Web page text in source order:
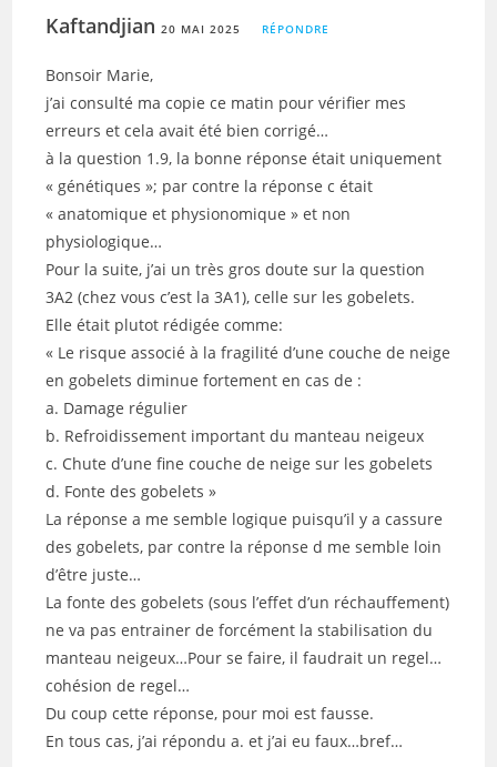
Kaftandjian20 MAI 2025 RÉPONDRE
Bonsoir Marie,
j’ai consulté ma copie ce matin pour vérifier mes
erreurs et cela avait été bien corrigé…
à la question 1.9, la bonne réponse était uniquement
« génétiques »; par contre la réponse c était
« anatomique et physionomique » et non
physiologique…
Pour la suite, j’ai un très gros doute sur la question
3A2 (chez vous c’est la 3A1), celle sur les gobelets.
Elle était plutot rédigée comme:
« Le risque associé à la fragilité d’une couche de neige
en gobelets diminue fortement en cas de :
a. Damage régulier
b. Refroidissement important du manteau neigeux
c. Chute d’une fine couche de neige sur les gobelets
d. Fonte des gobelets »
La réponse a me semble logique puisqu’il y a cassure
des gobelets, par contre la réponse d me semble loin
d’être juste…
La fonte des gobelets (sous l’effet d’un réchauffement)
ne va pas entrainer de forcément la stabilisation du
manteau neigeux…Pour se faire, il faudrait un regel…
cohésion de regel…
Du coup cette réponse, pour moi est fausse.
En tous cas, j’ai répondu a. et j’ai eu faux…bref…